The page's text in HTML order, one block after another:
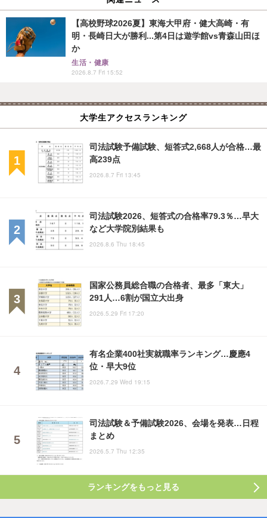
【高校野球2026夏】東海大甲府・健大高崎・有
明・長崎日大が勝利...第4日は遊学館vs青森山田ほ
か
生活・健康
2026.8.7 Fri 15:52
大学生アクセスランキング
司法試験予備試験、短答式2,668人が合格…最
高239点
2026.8.7 Fri 13:45
司法試験2026、短答式の合格率79.3％…早大
など大学院別結果も
2026.8.6 Thu 18:45
国家公務員総合職の合格者、最多「東大」
291人…6割が国立大出身
2026.5.29 Fri 17:20
有名企業400社実就職率ランキング…慶應4
位・早大9位
2026.7.29 Wed 19:15
司法試験＆予備試験2026、会場を発表…日程
まとめ
2026.5.7 Thu 12:35
ランキングをもっと見る